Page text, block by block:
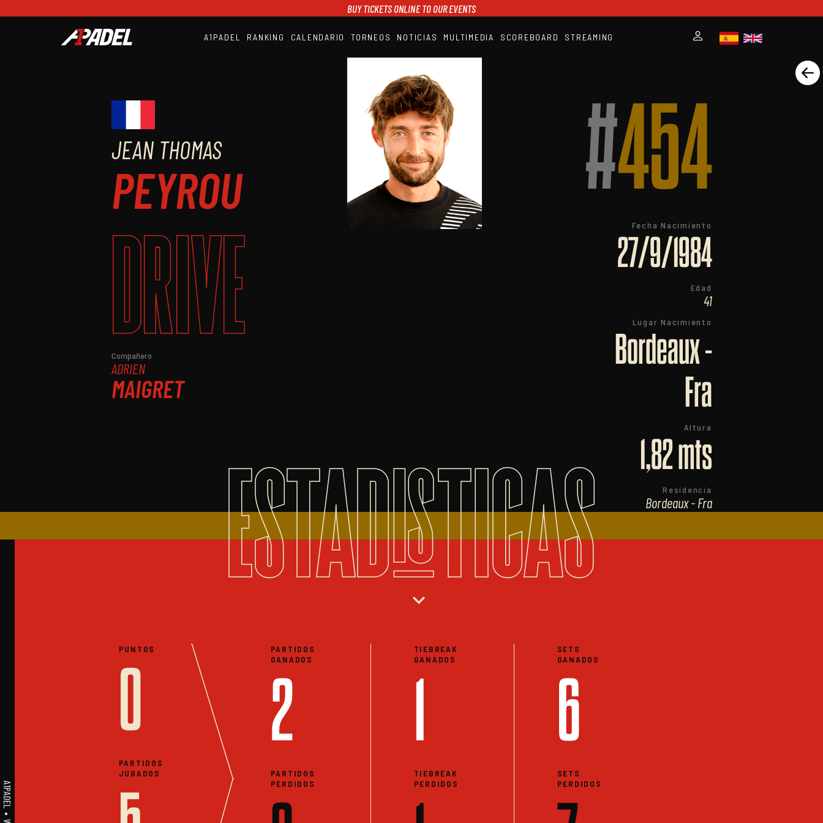
BUY TICKETS ONLINE TO OUR EVENTS
A1PADEL RANKING CALENDARIO TORNEOS NOTICIAS MULTIMEDIA SCOREBOARD STREAMING
RANKING
CALENDARIO
TORNEOS
NOTICIAS
MULTIMEDIA
SCOREBOARD
STREAMING
JEAN THOMAS
PEYROU
DRIVE
Compañero
ADRIEN
MAIGRET
#454
Fecha Nacimiento
27/9/1984
Edad
41
Lugar Nacimiento
Bordeaux -
Fra
Altura
1,82 mts
Residencia
Bordeaux - Fra
ESTADISTICAS
expand_more
PUNTOS
0
PARTIDOS
JUGADOS
PARTIDOS
GANADOS
2
PARTIDOS
PERDIDOS
TIEBREAK
GANADOS
1
TIEBREAK
PERDIDOS
SETS
GANADOS
6
SETS
PERDIDOS